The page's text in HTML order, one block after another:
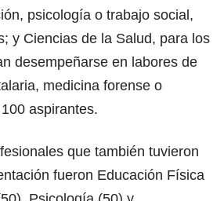
psicología o trabajo social,
y Ciencias de la Salud, para los
desempeñarse en labores de
medicina forense o
aspirantes.
que también tuvieron
fueron Educación Física